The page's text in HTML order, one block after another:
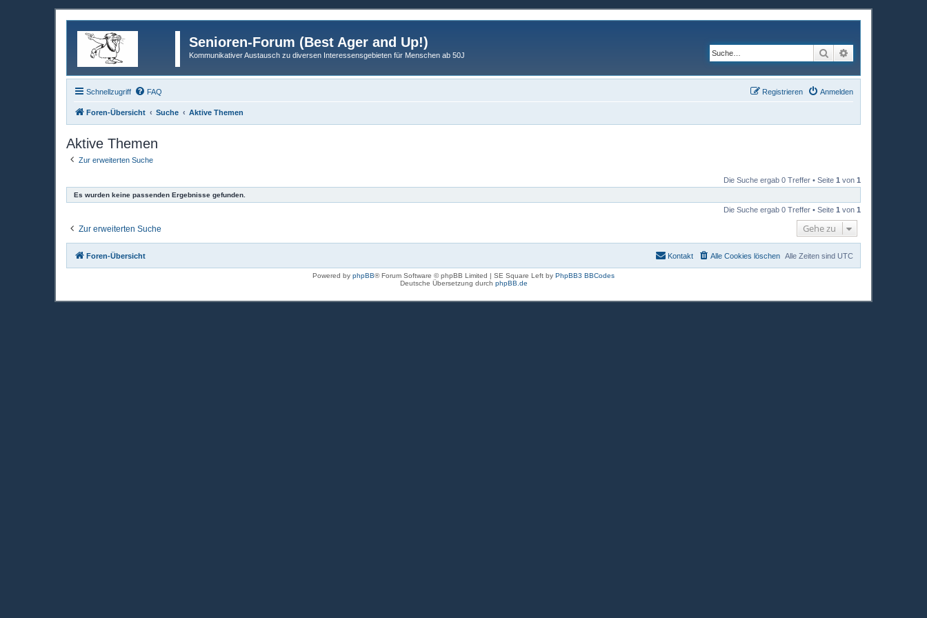
Senioren-Forum (Best Ager and Up!)
Kommunikativer Austausch zu diversen Interessensgebieten für Menschen ab 50J Suche
Schnellzugriff FAQ Anmelden
Registrieren
Foren-Übersicht Suche Aktive Themen
Aktive Themen
Zur erweiterten Suche
Die Suche ergab 0 Treffer • Seite 1 von 1
Es wurden keine passenden Ergebnisse gefunden.
Die Suche ergab 0 Treffer • Seite 1 von 1
Zur erweiterten Suche Gehe zu
Foren-Übersicht Alle Zeiten sind UTC
Alle Cookies löschen
Kontakt
Powered by phpBB® Forum Software © phpBB Limited | SE Square Left by PhpBB3 BBCodes
Deutsche Übersetzung durch phpBB.de